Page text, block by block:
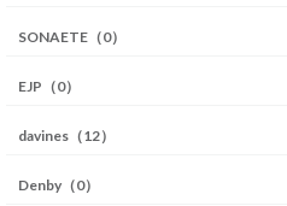
SONAETE（0）
EJP（0）
davines（12）
Denby（0）